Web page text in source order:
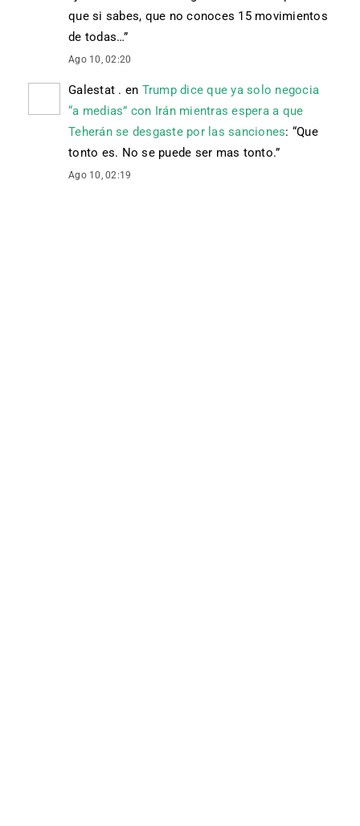
que si sabes, que no conoces 15 movimientos
de todas…”
Ago 10, 02:20
Galestat . en Trump dice que ya solo negocia
“a medias” con Irán mientras espera a que
Teherán se desgaste por las sanciones: “Que
tonto es. No se puede ser mas tonto.”
Ago 10, 02:19